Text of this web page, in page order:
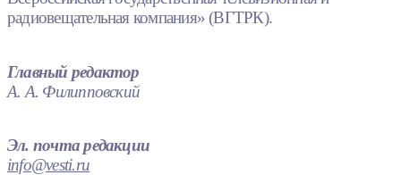
радиовещательная компания» (ВГТРК).
Главный редактор
А. А. Филипповский
Эл. почта редакции
info@vesti.ru